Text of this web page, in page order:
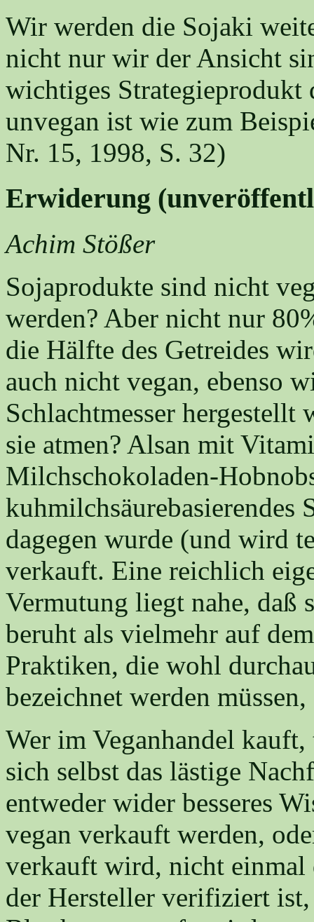
Wir werden die Sojaki
nicht nur wir der Ansicht
wichtiges Strategieprodukt
unvegan ist wie zum
Nr. 15, 1998, S. 32)
Erwiderung
Achim Stößer
Sojaprodukte sind nicht
werden? Aber nicht nur
die Hälfte des Getreides
auch nicht vegan, ebenso
Schlachtmesser
sie atmen? Alsan mit
Milchschokoladen-
kuhmilchsäurebasierendes
dagegen wurde (und wird
verkauft. Eine reichlich
Vermutung liegt nahe, daß
beruht als vielmehr auf
Praktiken, die wohl
bezeichnet werden
Wer im Veganhandel
sich selbst das lästige
entweder wider besseres
vegan verkauft werden,
verkauft wird, nicht einmal
der Hersteller verifiziert